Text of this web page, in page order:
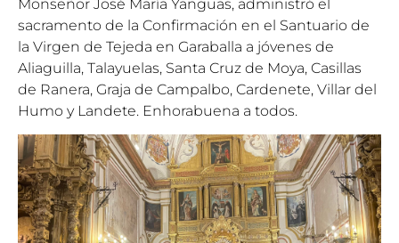
Monseñor José María Yanguas, administró el
sacramento de la Confirmación en el Santuario de
la Virgen de Tejeda en Garaballa a jóvenes de
Aliaguilla, Talayuelas, Santa Cruz de Moya, Casillas
de Ranera, Graja de Campalbo, Cardenete, Villar del
Humo y Landete. Enhorabuena a todos.